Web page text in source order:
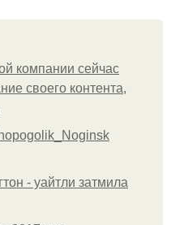
компании сейчас
своего контента,
- уайтли затмила